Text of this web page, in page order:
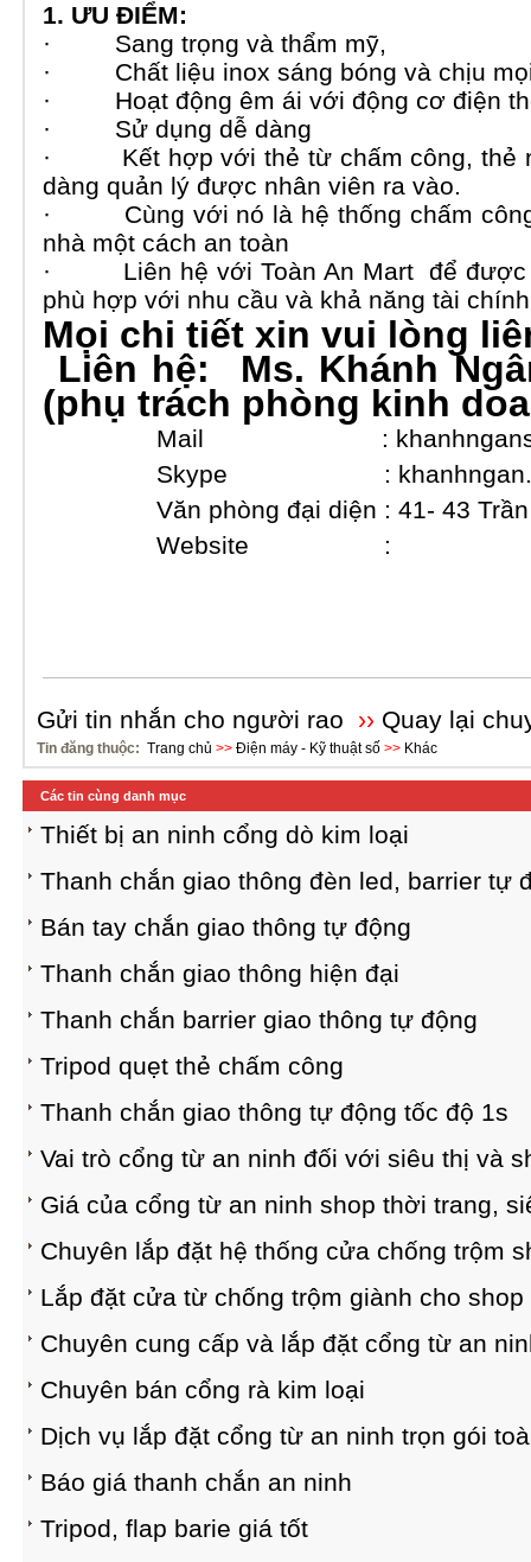
1. ƯU ĐIỂM:
· Sang trọng và thẩm mỹ,
· Chất liệu inox sáng bóng và chịu mọi
· Hoạt động êm ái với động cơ điện
· Sử dụng dễ dàng
· Kết hợp với thẻ từ chấm công, thẻ
dàng quản lý được nhân viên ra vào.
· Cùng với nó là hệ thống chấm
nhà một cách an toàn
· Liên hệ với Toàn An Mart để được
phù hợp với nhu cầu và khả năng tài
Mọi chi tiết xin vui lòng
Liên hệ: Ms. Khánh
(phụ trách phòng kinh
Mail :
Skype :
Văn phòng đại diện : 41- 43 Trần
Website :
Gửi tin nhắn cho người rao ›› Quay lại
Tin đăng thuộc: Trang chủ >> Điện máy - Kỹ thuật số >> Khác
Các tin cùng danh mục
Thiết bị an ninh cổng dò kim loại
Thanh chắn giao thông đèn led, barrier tự
Bán tay chắn giao thông tự động
Thanh chắn giao thông hiện đại
Thanh chắn barrier giao thông tự động
Tripod quẹt thẻ chấm công
Thanh chắn giao thông tự động tốc độ 1s
Vai trò cổng từ an ninh đối với siêu thị và
Giá của cổng từ an ninh shop thời trang,
Chuyên lắp đặt hệ thống cửa chống trộm
Lắp đặt cửa từ chống trộm giành cho
Chuyên cung cấp và lắp đặt cổng từ an
Chuyên bán cổng rà kim loại
Dịch vụ lắp đặt cổng từ an ninh trọn gói
Báo giá thanh chắn an ninh
Tripod, flap barie giá tốt